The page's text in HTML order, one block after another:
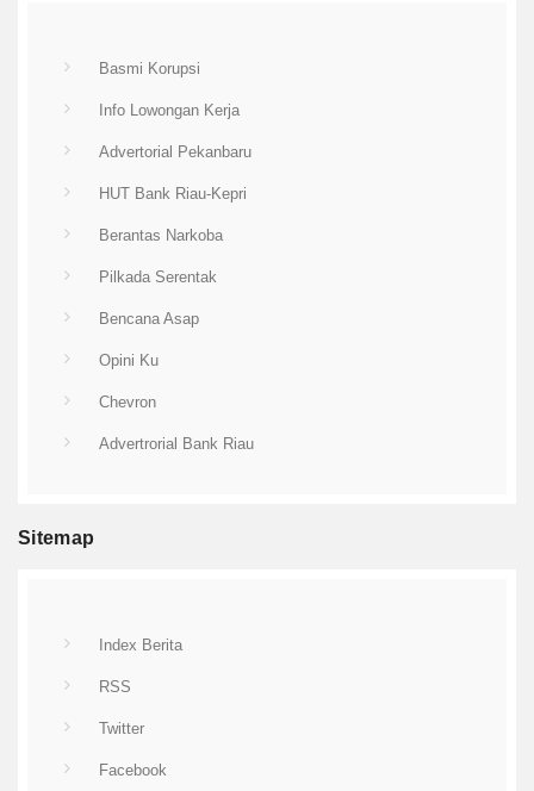
Basmi Korupsi
Info Lowongan Kerja
Advertorial Pekanbaru
HUT Bank Riau-Kepri
Berantas Narkoba
Pilkada Serentak
Bencana Asap
Opini Ku
Chevron
Advertrorial Bank Riau
Sitemap
Index Berita
RSS
Twitter
Facebook